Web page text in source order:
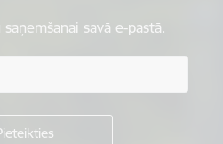
savā e-pastā.